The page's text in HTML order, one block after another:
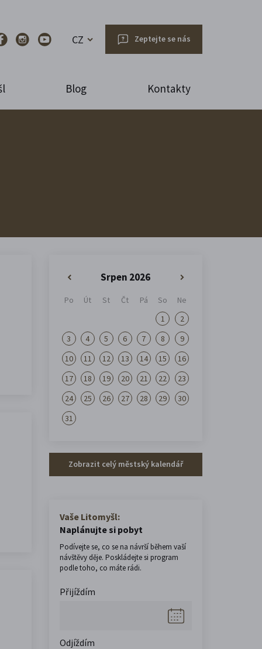
CZ Zeptejte se nás
Blog Kontakty
Srpen 2026
Po Út St Čt Pá So
Ne
1
2
3
4 5 6 7 8
9
10
11 12 13 14 15
16
17
18 19 20 21 22
23
24
25 26 27 28 29
30
31
Zobrazit celý městský kalendář
Vaše Litomyšl:
Naplánujte si pobyt
Podívejte se, co se na návrší během vaší
návštěvy děje. Poskládejte si program
podle toho, co máte rádi.
Přijíždím
Odjíždím